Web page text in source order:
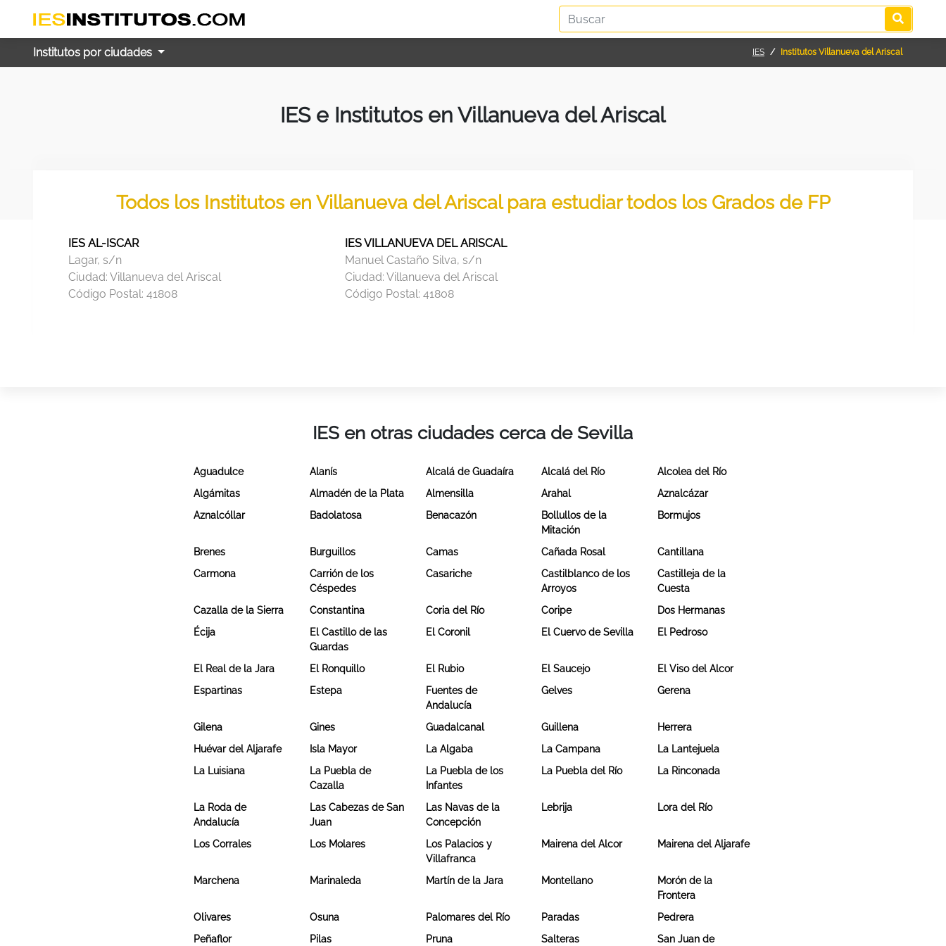
Institutos por ciudades IES Institutos Villanueva del Ariscal
IES e Institutos en Villanueva del Ariscal
Todos los Institutos en Villanueva del Ariscal para estudiar todos los Grados de FP
IES AL-ISCAR
Lagar, s/n
Ciudad: Villanueva del Ariscal
Código Postal: 41808
IES VILLANUEVA DEL ARISCAL
Manuel Castaño Silva, s/n
Ciudad:Villanueva del Ariscal
Código Postal:41808
IES en otras ciudades cerca de Sevilla
Aguadulce Alanís Alcalá de Guadaíra Alcalá del Río
Alcolea del Río
Algámitas
Almadén de la Plata Almensilla Arahal
Aznalcázar
Aznalcóllar
Badolatosa Benacazón
Bollullos de la
Mitación
Bormujos
Brenes Burguillos Camas Cañada Rosal
Cantillana
Carmona
Carrión de los
Céspedes
Casariche
Castilblanco de los
Arroyos
Castilleja de la
Cuesta
Cazalla de la Sierra
Constantina Coria del Río Coripe
Dos Hermanas
Écija
El Castillo de las
Guardas
El Coronil El Cuervo de Sevilla El Pedroso
El Real de la Jara El Ronquillo El Rubio El Saucejo
El Viso del Alcor
Espartinas
Estepa
Fuentes de
Andalucía
Gelves Gerena
Gilena Gines Guadalcanal Guillena
Herrera
Huévar del Aljarafe
Isla Mayor La Algaba La Campana
La Lantejuela
La Luisiana
La Puebla de
Cazalla
La Puebla de los
Infantes
La Puebla del Río La Rinconada
La Roda de
Andalucía
Las Cabezas de San
Juan
Las Navas de la
Concepción
Lebrija Lora del Río
Los Corrales Los Molares
Los Palacios y
Villafranca
Mairena del Alcor Mairena del Aljarafe
Marchena Marinaleda Martín de la Jara Montellano
Morón de la
Frontera
Olivares
Osuna Palomares del Río Paradas
Pedrera
Peñaflor
Pilas Pruna Salteras San Juan de